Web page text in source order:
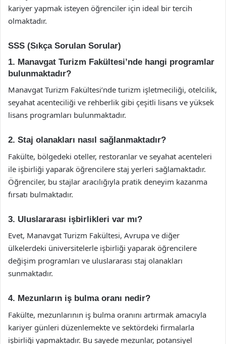
kariyer yapmak isteyen öğrenciler için ideal bir tercih
olmaktadır.
SSS (Sıkça Sorulan Sorular)
1. Manavgat Turizm Fakültesi’nde hangi programlar
bulunmaktadır?
Manavgat Turizm Fakültesi’nde turizm işletmeciliği, otelcilik,
seyahat acenteciliği ve rehberlik gibi çeşitli lisans ve yüksek
lisans programları bulunmaktadır.
2. Staj olanakları nasıl sağlanmaktadır?
Fakülte, bölgedeki oteller, restoranlar ve seyahat acenteleri
ile işbirliği yaparak öğrencilere staj yerleri sağlamaktadır.
Öğrenciler, bu stajlar aracılığıyla pratik deneyim kazanma
fırsatı bulmaktadır.
3. Uluslararası işbirlikleri var mı?
Evet, Manavgat Turizm Fakültesi, Avrupa ve diğer
ülkelerdeki üniversitelerle işbirliği yaparak öğrencilere
değişim programları ve uluslararası staj olanakları
sunmaktadır.
4. Mezunların iş bulma oranı nedir?
Fakülte, mezunlarının iş bulma oranını artırmak amacıyla
kariyer günleri düzenlemekte ve sektördeki firmalarla
işbirliği yapmaktadır. Bu sayede mezunlar, potansiyel